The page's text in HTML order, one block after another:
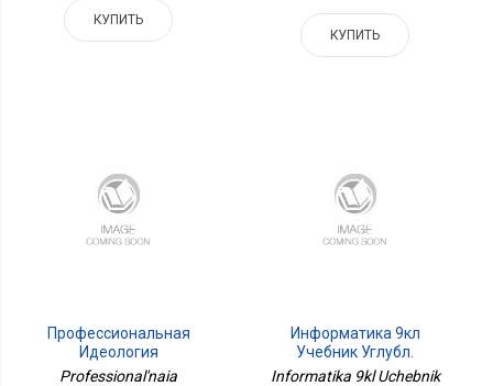
КУПИТЬ
КУПИТЬ
Профессиональная
Идеология
Журналистики
Professional'naia
Информатика 9кл
Учебник Углубл.
Уровень
Informatika 9kl Uchebnik